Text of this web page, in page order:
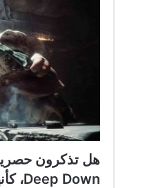
Deep Down، كأنها لم تكن موجودة ابداً!!